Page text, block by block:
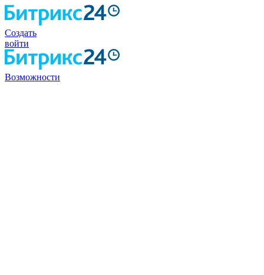
Создать
войти
Возможности